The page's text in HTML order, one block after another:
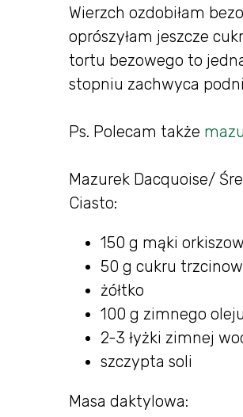
Wierzch ozdobiłam
oprószyłam jeszcze
tortu bezowego to
stopniu zachwyca
Ps. Polecam także
Mazurek Dacquoise/
Ciasto:
150 g mąki
50 g cukru
żółtko
100 g zimnego
2-3 łyżki zimnej
szczypta soli
Masa daktylowa: